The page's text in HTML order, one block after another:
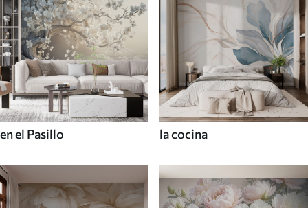
en el Pasillo la cocina